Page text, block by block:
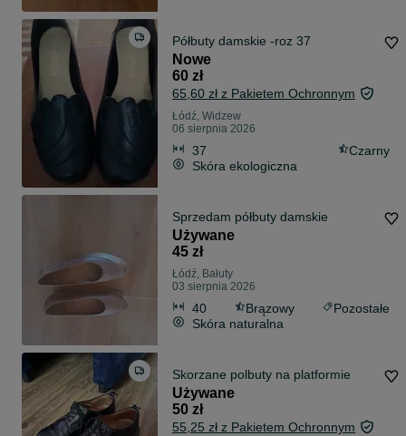
Półbuty damskie -roz 37
Nowe
60 zł
65,60 zł z Pakietem Ochronnym
Łódź, Widzew
06 sierpnia 2026
37
Czarny
Skóra ekologiczna
Sprzedam półbuty damskie
Używane
45 zł
Łódź, Bałuty
03 sierpnia 2026
40 Brązowy
Pozostałe
Skóra naturalna
Skorzane polbuty na platformie
Używane
50 zł
55,25 zł z Pakietem Ochronnym